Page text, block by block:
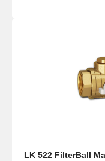
LK 522 FilterBall